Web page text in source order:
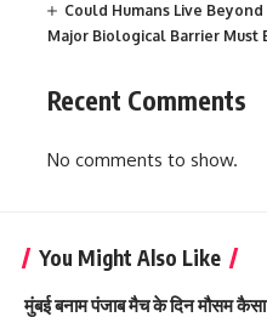
Could Humans Live Beyond
Major Biological Barrier Must
Recent Comments
No comments to show.
You Might Also Like
मुंबई बनाम पंजाब मैच के दिन मौसम कैसा